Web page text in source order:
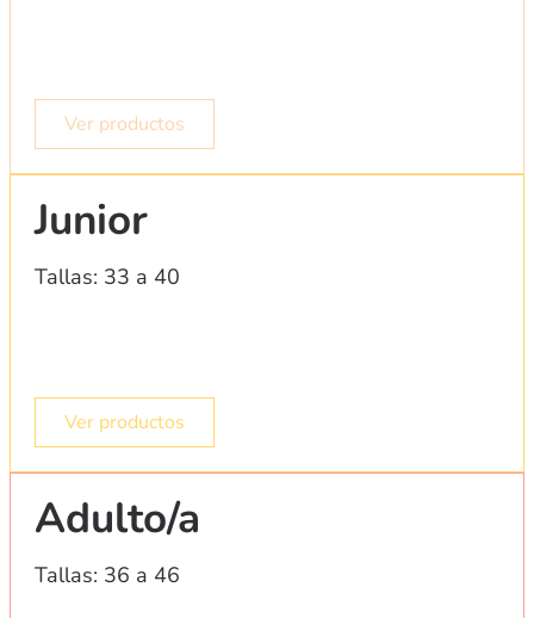
Ver productos
Junior
Tallas: 33 a 40
Ver productos
Adulto/a
Tallas: 36 a 46